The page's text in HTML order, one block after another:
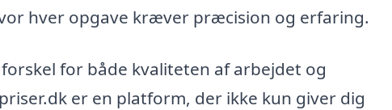
hver opgave kræver præcision og erfaring.
for både kvaliteten af arbejdet og
er en platform, der ikke kun giver dig